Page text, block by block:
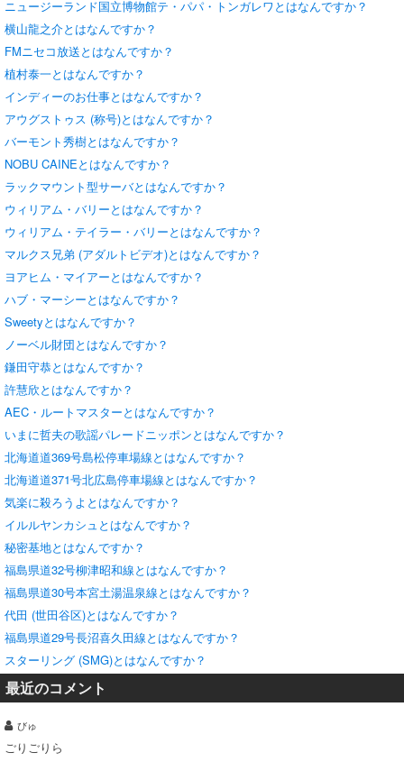
ニュージーランド国立博物館テ・パパ・トンガレワとはなんですか？
横山龍之介とはなんですか？
FMニセコ放送とはなんですか？
植村泰一とはなんですか？
インディーのお仕事とはなんですか？
アウグストゥス (称号)とはなんですか？
バーモント秀樹とはなんですか？
NOBU CAINEとはなんですか？
ラックマウント型サーバとはなんですか？
ウィリアム・バリーとはなんですか？
ウィリアム・テイラー・バリーとはなんですか？
マルクス兄弟 (アダルトビデオ)とはなんですか？
ヨアヒム・マイアーとはなんですか？
ハブ・マーシーとはなんですか？
Sweetyとはなんですか？
ノーベル財団とはなんですか？
鎌田守恭とはなんですか？
許慧欣とはなんですか？
AEC・ルートマスターとはなんですか？
いまに哲夫の歌謡パレードニッポンとはなんですか？
北海道道369号島松停車場線とはなんですか？
北海道道371号北広島停車場線とはなんですか？
気楽に殺ろうよとはなんですか？
イルルヤンカシュとはなんですか？
秘密基地とはなんですか？
福島県道32号柳津昭和線とはなんですか？
福島県道30号本宮土湯温泉線とはなんですか？
代田 (世田谷区)とはなんですか？
福島県道29号長沼喜久田線とはなんですか？
スターリング (SMG)とはなんですか？
最近のコメント
びゅ
ごりごりら